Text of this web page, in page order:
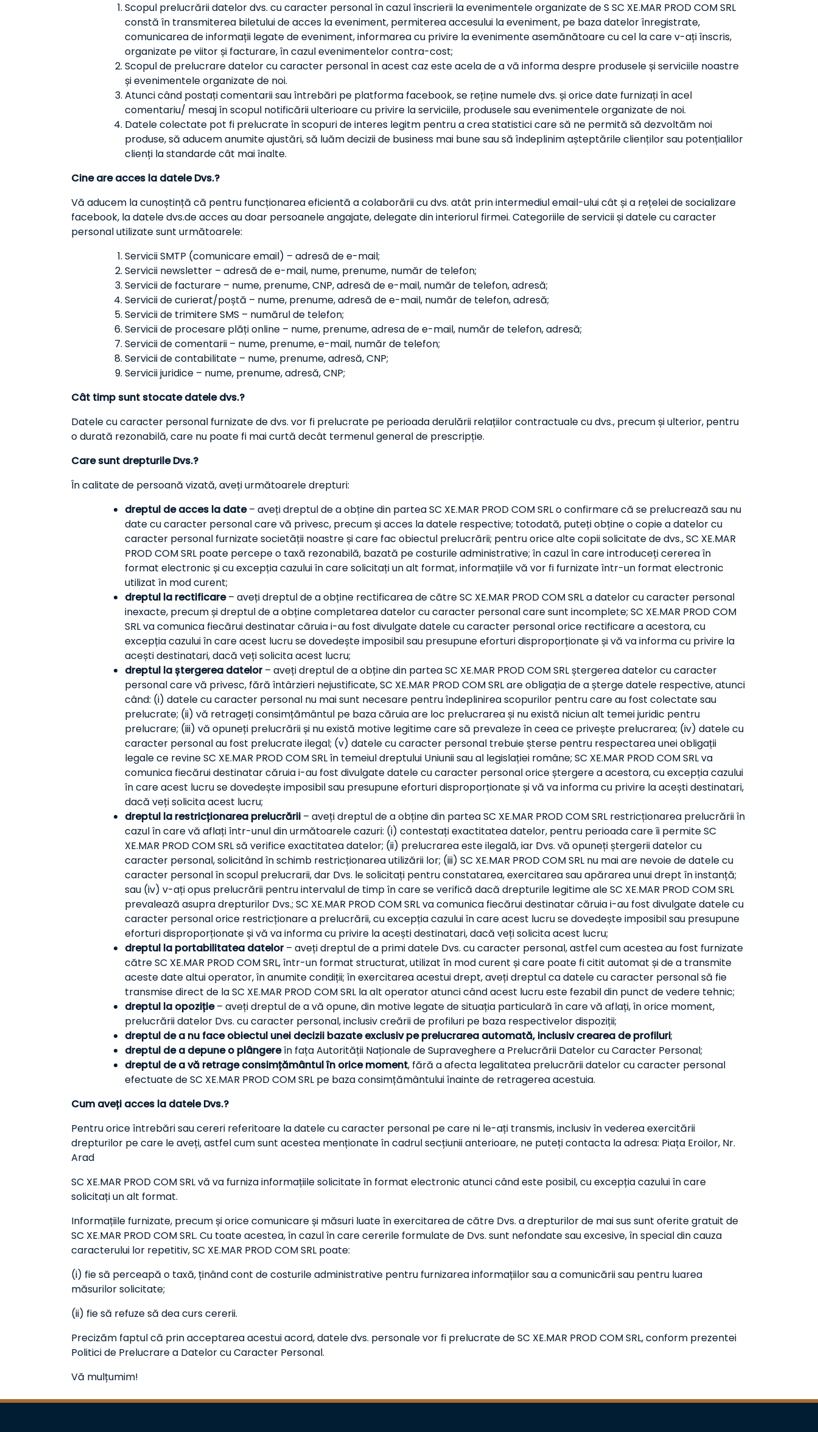
Scopul prelucrării datelor dvs. cu caracter personal în cazul înscrierii la evenimentele organizate de S SC XE.MAR PROD COM SRL
constă în transmiterea biletului de acces la eveniment, permiterea accesului la eveniment, pe baza datelor înregistrate,
comunicarea de informații legate de eveniment, informarea cu privire la evenimente asemănătoare cu cel la care v-ați înscris,
organizate pe viitor și facturare, în cazul evenimentelor contra-cost;
Scopul de prelucrare datelor cu caracter personal în acest caz este acela de a vă informa despre produsele și serviciile noastre
și evenimentele organizate de noi.
Atunci când postați comentarii sau întrebări pe platforma facebook, se reține numele dvs. și orice date furnizați în acel
comentariu/ mesaj în scopul notificării ulterioare cu privire la serviciile, produsele sau evenimentele organizate de noi.
Datele colectate pot fi prelucrate în scopuri de interes legitm pentru a crea statistici care să ne permită să dezvoltăm noi
produse, să aducem anumite ajustări, să luăm decizii de business mai bune sau să îndeplinim așteptările clienților sau potențialilor
clienți la standarde cât mai înalte.
Cine are acces la datele Dvs.?
Vă aducem la cunoștință că pentru funcționarea eficientă a colaborării cu dvs. atât prin intermediul email-ului cât și a rețelei de socializare
facebook, la datele dvs.de acces au doar persoanele angajate, delegate din interiorul firmei. Categoriile de servicii și datele cu caracter
personal utilizate sunt următoarele:
Servicii SMTP (comunicare email) – adresă de e-mail;
Servicii newsletter – adresă de e-mail, nume, prenume, număr de telefon;
Servicii de facturare – nume, prenume, CNP, adresă de e-mail, număr de telefon, adresă;
Servicii de curierat/poștă – nume, prenume, adresă de e-mail, număr de telefon, adresă;
Servicii de trimitere SMS – numărul de telefon;
Servicii de procesare plăți online – nume, prenume, adresa de e-mail, număr de telefon, adresă;
Servicii de comentarii – nume, prenume, e-mail, număr de telefon;
Servicii de contabilitate – nume, prenume, adresă, CNP;
Servicii juridice – nume, prenume, adresă, CNP;
Cât timp sunt stocate datele dvs.?
Datele cu caracter personal furnizate de dvs. vor fi prelucrate pe perioada derulării relațiilor contractuale cu dvs., precum și ulterior, pentru
o durată rezonabilă, care nu poate fi mai curtă decât termenul general de prescripție.
Care sunt drepturile Dvs.?
În calitate de persoană vizată, aveți următoarele drepturi:
dreptul de acces la date– aveți dreptul de a obține din partea SC XE.MAR PROD COM SRL o confirmare că se prelucrează sau nu
date cu caracter personal care vă privesc, precum și acces la datele respective; totodată, puteți obține o copie a datelor cu
caracter personal furnizate societății noastre și care fac obiectul prelucrării; pentru orice alte copii solicitate de dvs., SC XE.MAR
PROD COM SRL poate percepe o taxă rezonabilă, bazată pe costurile administrative; în cazul în care introduceți cererea în
format electronic și cu excepția cazului în care solicitați un alt format, informațiile vă vor fi furnizate într-un format electronic
utilizat în mod curent;
dreptul la rectificare– aveți dreptul de a obține rectificarea de către SC XE.MAR PROD COM SRL a datelor cu caracter personal
inexacte, precum și dreptul de a obține completarea datelor cu caracter personal care sunt incomplete; SC XE.MAR PROD COM
SRL va comunica fiecărui destinatar căruia i-au fost divulgate datele cu caracter personal orice rectificare a acestora, cu
excepția cazului în care acest lucru se dovedește imposibil sau presupune eforturi disproporționate și vă va informa cu privire la
acești destinatari, dacă veți solicita acest lucru;
dreptul la ștergerea datelor– aveți dreptul de a obține din partea SC XE.MAR PROD COM SRL ștergerea datelor cu caracter
personal care vă privesc, fără întârzieri nejustificate, SC XE.MAR PROD COM SRL are obligația de a șterge datele respective, atunci
când: (i) datele cu caracter personal nu mai sunt necesare pentru îndeplinirea scopurilor pentru care au fost colectate sau
prelucrate; (ii) vă retrageți consimțământul pe baza căruia are loc prelucrarea și nu există niciun alt temei juridic pentru
prelucrare; (iii) vă opuneți prelucrării și nu există motive legitime care să prevaleze în ceea ce privește prelucrarea; (iv) datele cu
caracter personal au fost prelucrate ilegal; (v) datele cu caracter personal trebuie șterse pentru respectarea unei obligații
legale ce revine SC XE.MAR PROD COM SRL în temeiul dreptului Uniunii sau al legislației române; SC XE.MAR PROD COM SRL va
comunica fiecărui destinatar căruia i-au fost divulgate datele cu caracter personal orice ștergere a acestora, cu excepția cazului
în care acest lucru se dovedește imposibil sau presupune eforturi disproporționate și vă va informa cu privire la acești destinatari,
dacă veți solicita acest lucru;
dreptul la restricționarea prelucrării – aveți dreptul de a obține din partea SC XE.MAR PROD COM SRL restricționarea prelucrării în
cazul în care vă aflați într-unul din următoarele cazuri: (i) contestați exactitatea datelor, pentru perioada care îi permite SC
XE.MAR PROD COM SRL să verifice exactitatea datelor; (ii) prelucrarea este ilegală, iar Dvs. vă opuneți ștergerii datelor cu
caracter personal, solicitând în schimb restricționarea utilizării lor; (iii) SC XE.MAR PROD COM SRL nu mai are nevoie de datele cu
caracter personal în scopul prelucrarii, dar Dvs. le solicitați pentru constatarea, exercitarea sau apărarea unui drept în instanță;
sau (iv) v-ați opus prelucrării pentru intervalul de timp în care se verifică dacă drepturile legitime ale SC XE.MAR PROD COM SRL
prevalează asupra drepturilor Dvs.; SC XE.MAR PROD COM SRL va comunica fiecărui destinatar căruia i-au fost divulgate datele cu
caracter personal orice restricționare a prelucrării, cu excepția cazului în care acest lucru se dovedește imposibil sau presupune
eforturi disproporționate și vă va informa cu privire la acești destinatari, dacă veți solicita acest lucru;
dreptul la portabilitatea datelor– aveți dreptul de a primi datele Dvs. cu caracter personal, astfel cum acestea au fost furnizate
către SC XE.MAR PROD COM SRL, într-un format structurat, utilizat în mod curent și care poate fi citit automat și de a transmite
aceste date altui operator, în anumite condiții; în exercitarea acestui drept, aveți dreptul ca datele cu caracter personal să fie
transmise direct de la SC XE.MAR PROD COM SRL la alt operator atunci când acest lucru este fezabil din punct de vedere tehnic;
dreptul la opoziție– aveți dreptul de a vă opune, din motive legate de situația particulară în care vă aflați, în orice moment,
prelucrării datelor Dvs. cu caracter personal, inclusiv creării de profiluri pe baza respectivelor dispoziții;
dreptul de a nu face obiectul unei decizii bazate exclusiv pe prelucrarea automată, inclusiv crearea de profiluri;
dreptul de a depune o plângereîn fața Autorității Naționale de Supraveghere a Prelucrării Datelor cu Caracter Personal;
dreptul de a vă retrage consimțământul în orice moment, fără a afecta legalitatea prelucrării datelor cu caracter personal
efectuate de SC XE.MAR PROD COM SRL pe baza consimțământului înainte de retragerea acestuia.
Cum aveți acces la datele Dvs.?
Pentru orice întrebări sau cereri referitoare la datele cu caracter personal pe care ni le-ați transmis, inclusiv în vederea exercitării
drepturilor pe care le aveți, astfel cum sunt acestea menționate în cadrul secțiunii anterioare, ne puteți contacta la adresa: Piața Eroilor, Nr.
Arad
SC XE.MAR PROD COM SRL vă va furniza informațiile solicitate în format electronic atunci când este posibil, cu excepția cazului în care
solicitați un alt format.
Informațiile furnizate, precum și orice comunicare și măsuri luate în exercitarea de către Dvs. a drepturilor de mai sus sunt oferite gratuit de
SC XE.MAR PROD COM SRL. Cu toate acestea, în cazul în care cererile formulate de Dvs. sunt nefondate sau excesive, în special din cauza
caracterului lor repetitiv, SC XE.MAR PROD COM SRL poate:
(i) fie să perceapă o taxă, ținând cont de costurile administrative pentru furnizarea informațiilor sau a comunicării sau pentru luarea
măsurilor solicitate;
(ii) fie să refuze să dea curs cererii.
Precizăm faptul că prin acceptarea acestui acord, datele dvs. personale vor fi prelucrate de SC XE.MAR PROD COM SRL, conform prezentei
Politici de Prelucrare a Datelor cu Caracter Personal.
Vă mulțumim!